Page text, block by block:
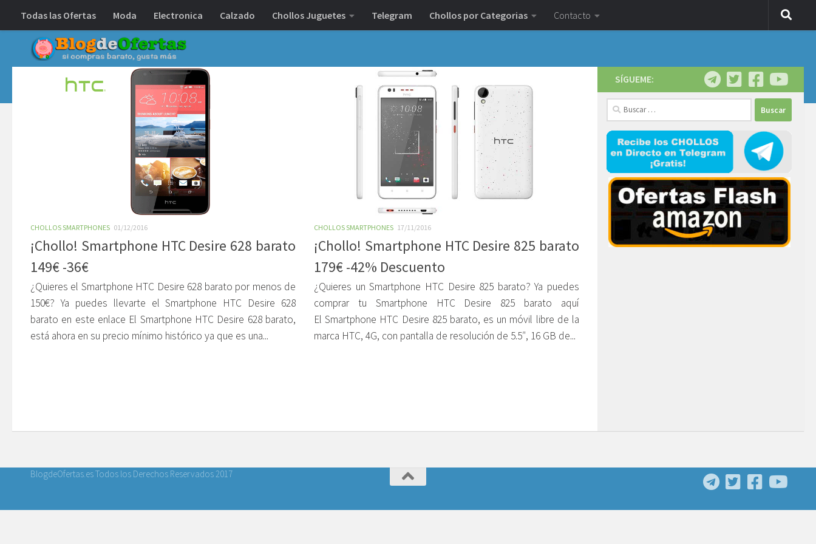
Debajo del contenido
Todas las Ofertas Moda Electronica Calzado Chollos Juguetes Telegram Chollos por Categorias Contacto
CHOLLOS SMARTPHONES 01/12/2016
¡Chollo! Smartphone HTC Desire 628 barato
149€ -36€
¿Quieres el Smartphone HTC Desire 628 barato por menos de
150€? Ya puedes llevarte el Smartphone HTC Desire 628
barato en este enlace El Smartphone HTC Desire 628 barato,
está ahora en su precio mínimo histórico ya que es una...
CHOLLOS SMARTPHONES 17/11/2016
¡Chollo! Smartphone HTC Desire 825 barato
179€ -42% Descuento
¿Quieres un Smartphone HTC Desire 825 barato? Ya puedes
comprar tu Smartphone HTC Desire 825 barato aquí
El Smartphone HTC Desire 825 barato, es un móvil libre de la
marca HTC, 4G, con pantalla de resolución de 5.5″, 16 GB de...
SÍGUEME:
Buscar:
BlogdeOfertas.es Todos los Derechos Reservados 2017